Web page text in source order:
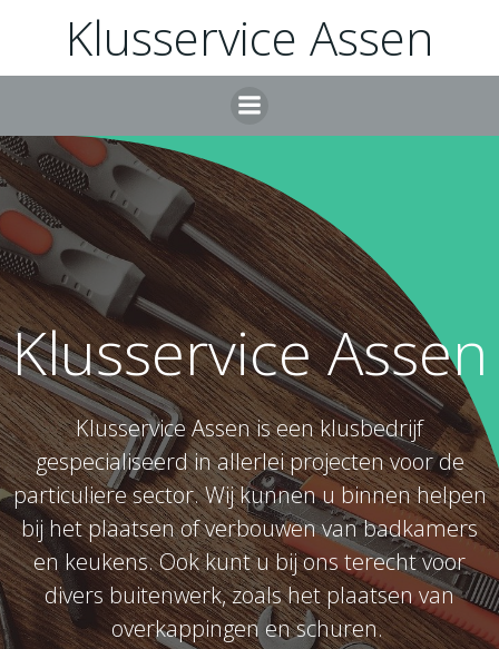
naar
inhoud
Klusservice Assen
Klusservice Assen
Klusservice Assen is een klusbedrijf
gespecialiseerd in allerlei projecten voor de
particuliere sector. Wij kunnen u binnen helpen
bij het plaatsen of verbouwen van badkamers
en keukens. Ook kunt u bij ons terecht voor
divers buitenwerk, zoals het plaatsen van
overkappingen en schuren.